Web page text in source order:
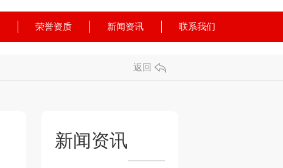
荣誉资质 新闻资讯 联系我们
返回
新闻资讯